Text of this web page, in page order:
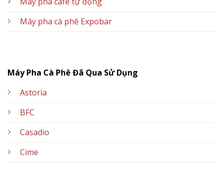
Máy pha cà phê Expobar
Máy Pha Cà Phê Đã Qua Sử Dụng
Astoria
BFC
Casadio
Cime